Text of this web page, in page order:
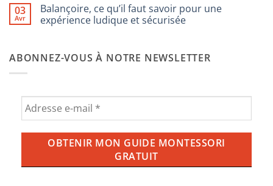
de
décoration
de
chambre
Montessori
sur
Peut-
on
aux
enfants
sur
tendance
violette
envahit
nos
nos
03
Avr
Balançoire, ce qu’il faut savoir pour une
expérience ludique et sécurisée
Balançoire,
ce
pour
expérience
ludique
sécurisée
ABONNEZ-VOUS À NOTRE NEWSLETTER